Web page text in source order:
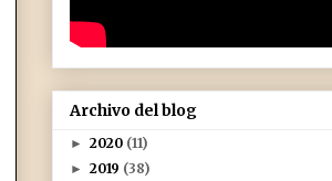
Archivo del blog
► 2020 (11)
► 2019 (38)